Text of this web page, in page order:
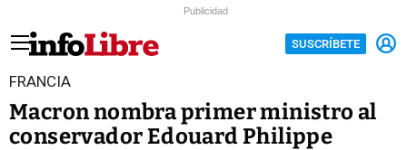
Publicidad
SUSCRÍBETE
FRANCIA
Macron nombra primer ministro al
conservador Edouard Philippe